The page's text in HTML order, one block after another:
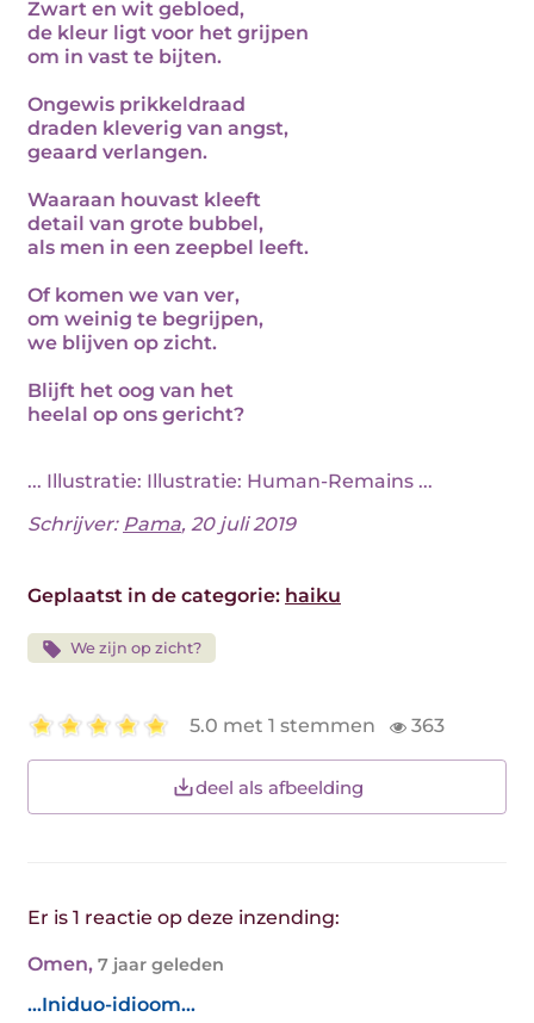
Zwart en wit gebloed,
de kleur ligt voor het grijpen
om in vast te bijten.
Ongewis prikkeldraad
draden kleverig van angst,
geaard verlangen.
Waaraan houvast kleeft
detail van grote bubbel,
als men in een zeepbel leeft.
Of komen we van ver,
om weinig te begrijpen,
we blijven op zicht.
Blijft het oog van het
heelal op ons gericht?
... Illustratie: Illustratie: Human-Remains ...
Schrijver: Pama, 20 juli 2019
Geplaatst in de categorie: haiku
We zijn op zicht?
5.0 met 1 stemmen 363
deel als afbeelding
Er is 1 reactie op deze inzending:
Omen, 7 jaar geleden
...Iniduo-idioom...